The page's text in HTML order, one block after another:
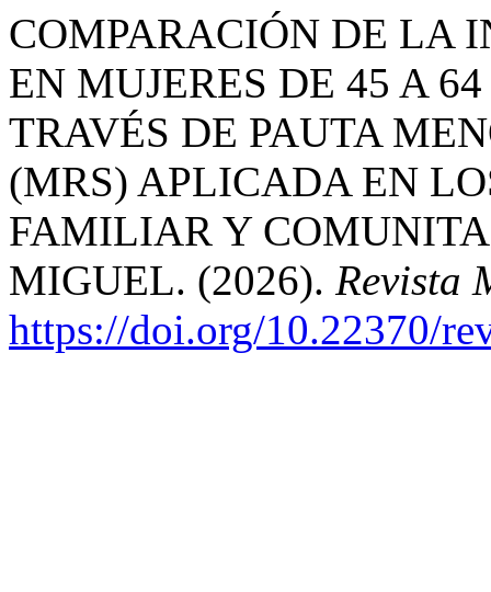
COMPARACIÓN DE LA
EN MUJERES DE 45 A
TRAVÉS DE PAUTA
(MRS) APLICADA EN
FAMILIAR Y
MIGUEL. (2026). Revista
https://doi.org/10.22370/